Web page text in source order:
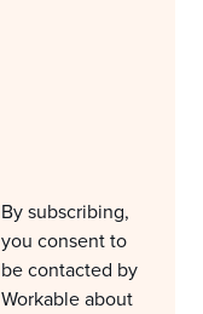
By subscribing,
you consent to
be contacted by
Workable about